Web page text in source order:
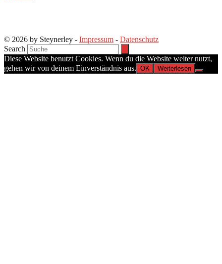
© 2026 by Steynerley - Impressum - Datenschutz
Search
Diese Website benutzt Cookies. Wenn du die Website weiter nutzt,
gehen wir von deinem Einverständnis aus. OK Weiterlesen